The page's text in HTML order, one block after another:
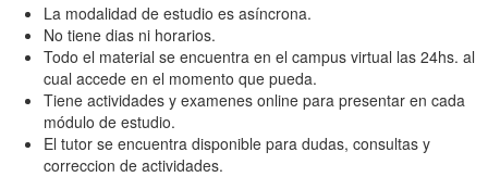
La modalidad de estudio es asíncrona.
No tiene dias ni horarios.
Todo el material se encuentra en el campus virtual las 24hs. al
cual accede en el momento que pueda.
Tiene actividades y examenes online para presentar en cada
módulo de estudio.
El tutor se encuentra disponible para dudas, consultas y
correccion de actividades.